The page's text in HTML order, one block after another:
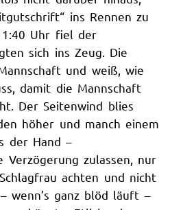
ins Rennen zu
Uhr fiel der
sich ins Zeug. Die
und weiß, wie
damit die Mannschaft
Der Seitenwind blies
höher und manch einem
der Hand –
Verzögerung zulassen, nur
achten und nicht
wenn’s ganz blöd läuft –